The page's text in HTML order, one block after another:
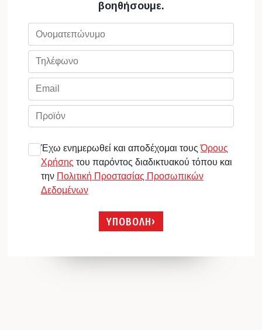
βοηθήσουμε.
Έχω ενημερωθεί και αποδέχομαι τουςΌρους
Χρήσης του παρόντος διαδικτυακού τόπου και
την Πολιτική Προστασίας Προσωπικών
Δεδομένων
ΥΠΟΒΟΛΗ